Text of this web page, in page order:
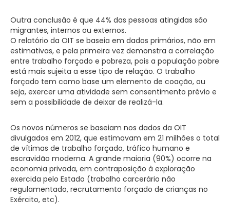
Outra conclusão é que 44% das pessoas atingidas são
migrantes, internos ou externos.
O relatório da OIT se baseia em dados primários, não em
estimativas, e pela primeira vez demonstra a correlação
entre trabalho forçado e pobreza, pois a população pobre
está mais sujeita a esse tipo de relação. O trabalho
forçado tem como base um elemento de coação, ou
seja, exercer uma atividade sem consentimento prévio e
sem a possibilidade de deixar de realizá-la.
Os novos números se baseiam nos dados da OIT
divulgados em 2012, que estimavam em 21 milhões o total
de vítimas de trabalho forçado, tráfico humano e
escravidão moderna. A grande maioria (90%) ocorre na
economia privada, em contraposição à exploração
exercida pelo Estado (trabalho carcerário não
regulamentado, recrutamento forçado de crianças no
Exército, etc).